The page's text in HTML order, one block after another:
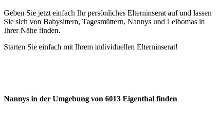
Geben Sie jetzt einfach Ihr persönliches Elterninserat auf und lassen
Sie sich von Babysittern, Tagesmüttern, Nannys und Leihomas in
Ihrer Nähe finden.
Starten Sie einfach mit Ihrem individuellen Elterninserat!
Nannys in der Umgebung von 6013 Eigenthal finden